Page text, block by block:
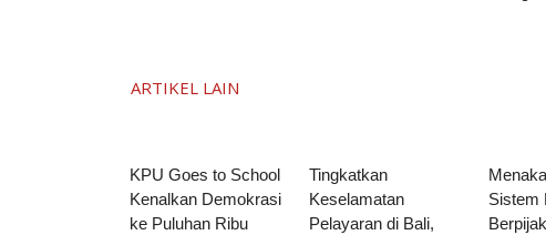
ARTIKEL LAIN
KPU Goes to School
Kenalkan Demokrasi
ke Puluhan Ribu
Tingkatkan
Keselamatan
Pelayaran di Bali,
Sistem